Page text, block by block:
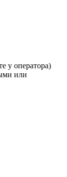
у оператора)
или